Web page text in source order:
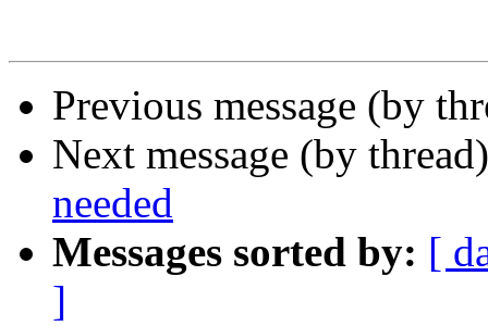
Previous message (by
Next message (by
needed
Messages sorted by: [
]